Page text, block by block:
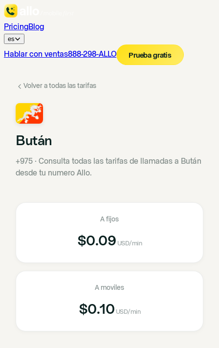
PricingBlog
es
Hablar con ventas888-298-ALLO Prueba gratis
Volver a todas las tarifas
Bután
+975 · Consulta todas las tarifas de llamadas a Bután
desde tu numero Allo.
A fijos
$0.09 USD/min
A moviles
$0.10 USD/min